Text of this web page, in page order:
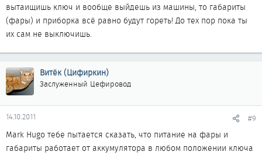
вытаищишь ключ и вообще выйдешь из машины, то габариты
(фары) и приборка всё равно будут гореть! До тех пор пока ты
их сам не выключишь.
Витёк (Цифиркин)
Заслуженный Цефировод
14.10.2011 #9
Mark Hugo тебе пытается сказать, что питание на фары и
габариты работает от аккумулятора в любом положении ключа